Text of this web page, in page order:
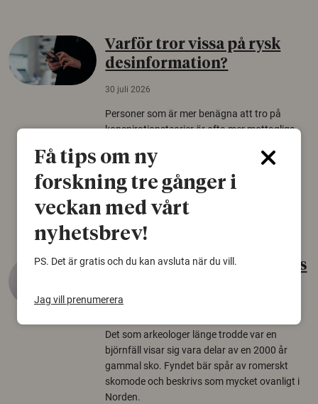
Varför tror vissa på rysk
desinformation?
30 juli 2026
Personer som är mer benägna att tro på
konspirationsteorier är ofta mer mottagliga
från Försvarshögskolan med deltagare i fyra
europeiska länder.
Säkerhetspolitik
Gammalt skinn var Sveriges
Det som arkeologer länge trodde var en
björnfäll visar sig vara delar av en 2000 år
gammal sko. Fyndet bär spår av romerskt
skomode och beskrivs som mycket ovanligt i
Norden.
Få tips om ny
forskning tre gånger i
veckan med vårt
nyhetsbrev!
PS. Det är gratis och du kan avsluta när du vill.
Jag vill prenumerera